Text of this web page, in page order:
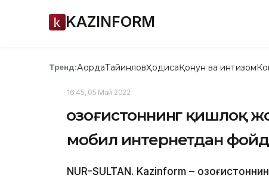
KAZINFORM
Тренд:АқордаТайинловҲодисаҚонун ва интизом
16:45, 05 Май 2022
Қозоғистоннинг қишлоқ
мобил интернетдан
NUR-SULTAN. Kazinform –